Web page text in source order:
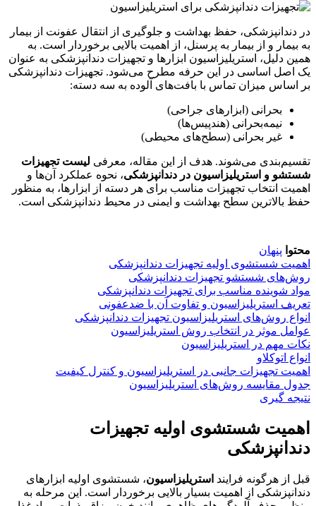
در دندانپزشکی، حفظ بهداشت و جلوگیری از انتقال عفونت از بیمار
به بیمار و از بیمار به پرسنل، از اهمیت بالایی برخوردار است. به
همین دلیل، استریلیزاسیون ابزارها و تجهیزات دندانپزشکی به عنوان
یک اصل اساسی در این حرفه مطرح می‌شود. تجهیزات دندانپزشکی
بر اساس میزان تماس با بافت‌های آلوده به سه دسته:
بحرانی (ابزارهای جراحی)
نیمه‌بحرانی (هندپیس‌ها)
غیر بحرانی (سطح‌های محیطی)
تقسیم‌بندی می‌شوند. هدف از این مقاله، معرفی لیست تجهیزات
شستشو و استریلیزاسیون در دندانپزشکی، نحوه عملکرد آن‌ها و
اهمیت انتخاب تجهیزات مناسب برای هر دسته از ابزارها، به منظور
حفظ بالاترین سطح بهداشت و ایمنی در محیط دندانپزشکی است.
محتوا پنهان
اهمیت شستشوی اولیه تجهیزات دندانپزشکی
روش‌های شستشو تجهیزات دندانپزشکی
مواد شوینده مناسب برای تجهیزات دندانپزشکی
تعریف استریلیزاسیون و تفاوت آن با ضدعفونی
انواع روش‌های استریلیزاسیون تجهیزات دندانپزشکی
عوامل موثر در انتخاب روش استریلیزاسیون
نکات مهم در استریلیزاسیون
انواع اتوکلاو
اهمیت تجهیزات جانبی در استریلیزاسیون و کنترل کیفیت
جدول مقایسه روش‌های استریلیزاسیون
نتیجه گیری
اهمیت شستشوی اولیه تجهیزات
دندانپزشکی
قبل از هرگونه فرایند استریلیزاسیون، شستشوی اولیه ابزارهای
دندانپزشکی از اهمیت بسیار بالایی برخوردار است. این مرحله به